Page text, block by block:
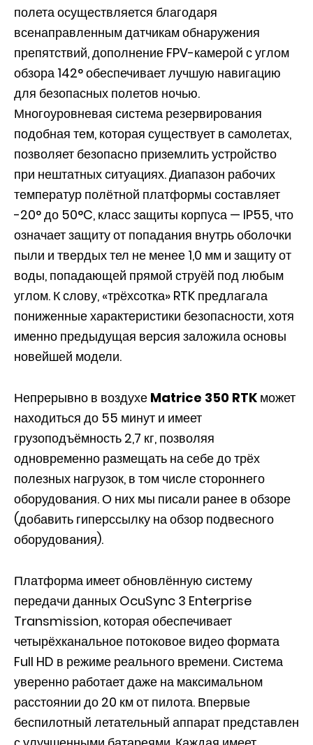
полета осуществляется благодаря
всенаправленным датчикам обнаружения
препятствий, дополнение FPV-камерой с углом
обзора 142° обеспечивает лучшую навигацию
для безопасных полетов ночью.
Многоуровневая система резервирования
подобная тем, которая существует в самолетах,
позволяет безопасно приземлить устройство
при нештатных ситуациях. Диапазон рабочих
температур полётной платформы составляет
-20° до 50°C, класс защиты корпуса — IP55, что
означает защиту от попадания внутрь оболочки
пыли и твердых тел не менее 1,0 мм и защиту от
воды, попадающей прямой струёй под любым
углом. К слову, «трёхсотка» RTK предлагала
пониженные характеристики безопасности, хотя
именно предыдущая версия заложила основы
новейшей модели.
Непрерывно в воздухе Matrice 350 RTK может
находиться до 55 минут и имеет
грузоподъёмность 2,7 кг, позволяя
одновременно размещать на себе до трёх
полезных нагрузок, в том числе стороннего
оборудования. О них мы писали ранее в обзоре
(добавить гиперссылку на обзор подвесного
оборудования).
Платформа имеет обновлённую систему
передачи данных OcuSync 3 Enterprise
Transmission, которая обеспечивает
четырёхканальное потоковое видео формата
Full HD в режиме реального времени. Система
уверенно работает даже на максимальном
расстоянии до 20 км от пилота. Впервые
беспилотный летательный аппарат представлен